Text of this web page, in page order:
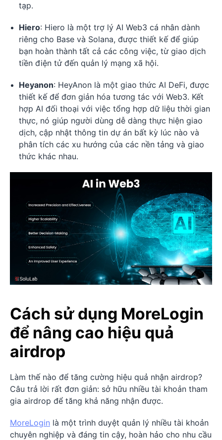
tạp.
Hiero: Hiero là một trợ lý AI Web3 cá nhân dành
riêng cho Base và Solana, được thiết kế để giúp
bạn hoàn thành tất cả các công việc, từ giao dịch
tiền điện tử đến quản lý mạng xã hội.
Heyanon: HeyAnon là một giao thức AI DeFi, được
thiết kế để đơn giản hóa tương tác với Web3. Kết
hợp AI đối thoại với việc tổng hợp dữ liệu thời gian
thực, nó giúp người dùng dễ dàng thực hiện giao
dịch, cập nhật thông tin dự án bất kỳ lúc nào và
phân tích các xu hướng của các nền tảng và giao
thức khác nhau.
Cách sử dụng MoreLogin
để nâng cao hiệu quả
airdrop
Làm thế nào để tăng cường hiệu quả nhận airdrop?
Câu trả lời rất đơn giản: sở hữu nhiều tài khoản tham
gia airdrop để tăng khả năng nhận được.
MoreLogin là một trình duyệt quản lý nhiều tài khoản
chuyên nghiệp và đáng tin cậy, hoàn hảo cho nhu cầu